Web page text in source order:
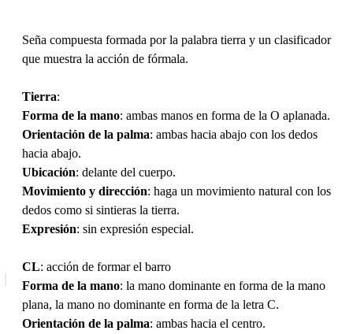
Seña compuesta formada por la palabra tierra y un clasificador
que muestra la acción de fórmala.
Tierra:
Forma de la mano: ambas manos en forma de la O aplanada.
Orientación de la palma: ambas hacia abajo con los dedos
hacia abajo.
Ubicación: delante del cuerpo.
Movimiento y dirección: haga un movimiento natural con los
dedos como si sintieras la tierra.
Expresión: sin expresión especial.
CL: acción de formar el barro
Forma de la mano: la mano dominante en forma de la mano
plana, la mano no dominante en forma de la letra C.
Orientación de la palma: ambas hacia el centro.